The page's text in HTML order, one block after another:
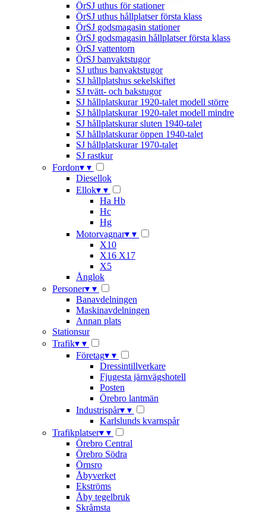
ÖrSJ uthus för stationer
ÖrSJ uthus hållplatser första klass
ÖrSJ godsmagasin stationer
ÖrSJ godsmagasin hållplatser första klass
ÖrSJ vattentorn
ÖrSJ banvaktstugor
SJ uthus banvaktstugor
SJ hållplatshus sekelskiftet
SJ tvätt- och bakstugor
SJ hållplatskurar 1920-talet modell större
SJ hållplatskurar 1920-talet modell mindre
SJ hållplatskurar sluten 1940-talet
SJ hållplatskurar öppen 1940-talet
SJ hållplatskurar 1970-talet
SJ rastkur
Fordon▾ ▾
Diesellok
Ellok▾ ▾
Ha Hb
Hc
Hg
Motorvagnar▾ ▾
X10
X16 X17
X5
Ånglok
Personer▾ ▾
Banavdelningen
Maskinavdelningen
Annan plats
Stationsur
Trafik▾ ▾
Företag▾ ▾
Dressintillverkare
Fjugesta järnvägshotell
Posten
Örebro lantmän
Industrispår▾ ▾
Karlslunds kvarnspår
Trafikplatser▾ ▾
Örebro Central
Örebro Södra
Örnsro
Åbyverket
Ekströms
Åby tegelbruk
Skråmsta